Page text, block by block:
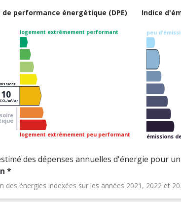
performance énergétique (DPE)
logement extrêmement performant
logement extrêmement peu performant
10
m²/an
Indice
peu
émissions
des dépenses annuelles d'énergie pour
*
des énergies indexées sur les années 2021, 2022 et